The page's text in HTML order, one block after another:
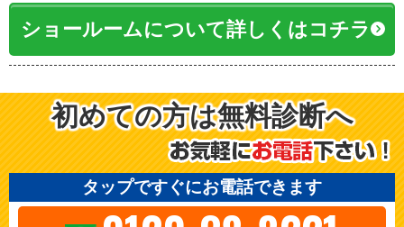
ショールームについて詳しくはコチラ
初めての方は無料診断へ
タップですぐにお電話できます